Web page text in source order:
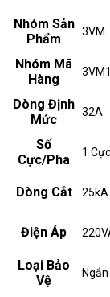
Nhóm Sản
Phẩm
3VM
Nhóm Mã
Hàng
Dòng Định
Mức
32A
Số
Cực/Pha
1 Cực
Dòng Cắt 25kA
Điện Áp
Loại Bảo
Vệ